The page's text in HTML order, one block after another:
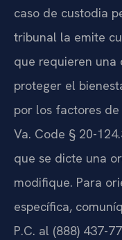
caso de custodia
tribunal la emite
que requieren una
proteger el
por los factores
Va. Code § 20-
que se dicte una
modifique. Para
específica,
P.C. al (888) 437-